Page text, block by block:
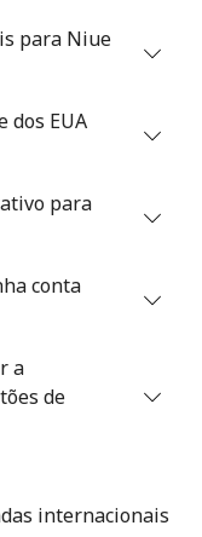
por
para Niue
dos EUA
para
conta
a
de
internacionais